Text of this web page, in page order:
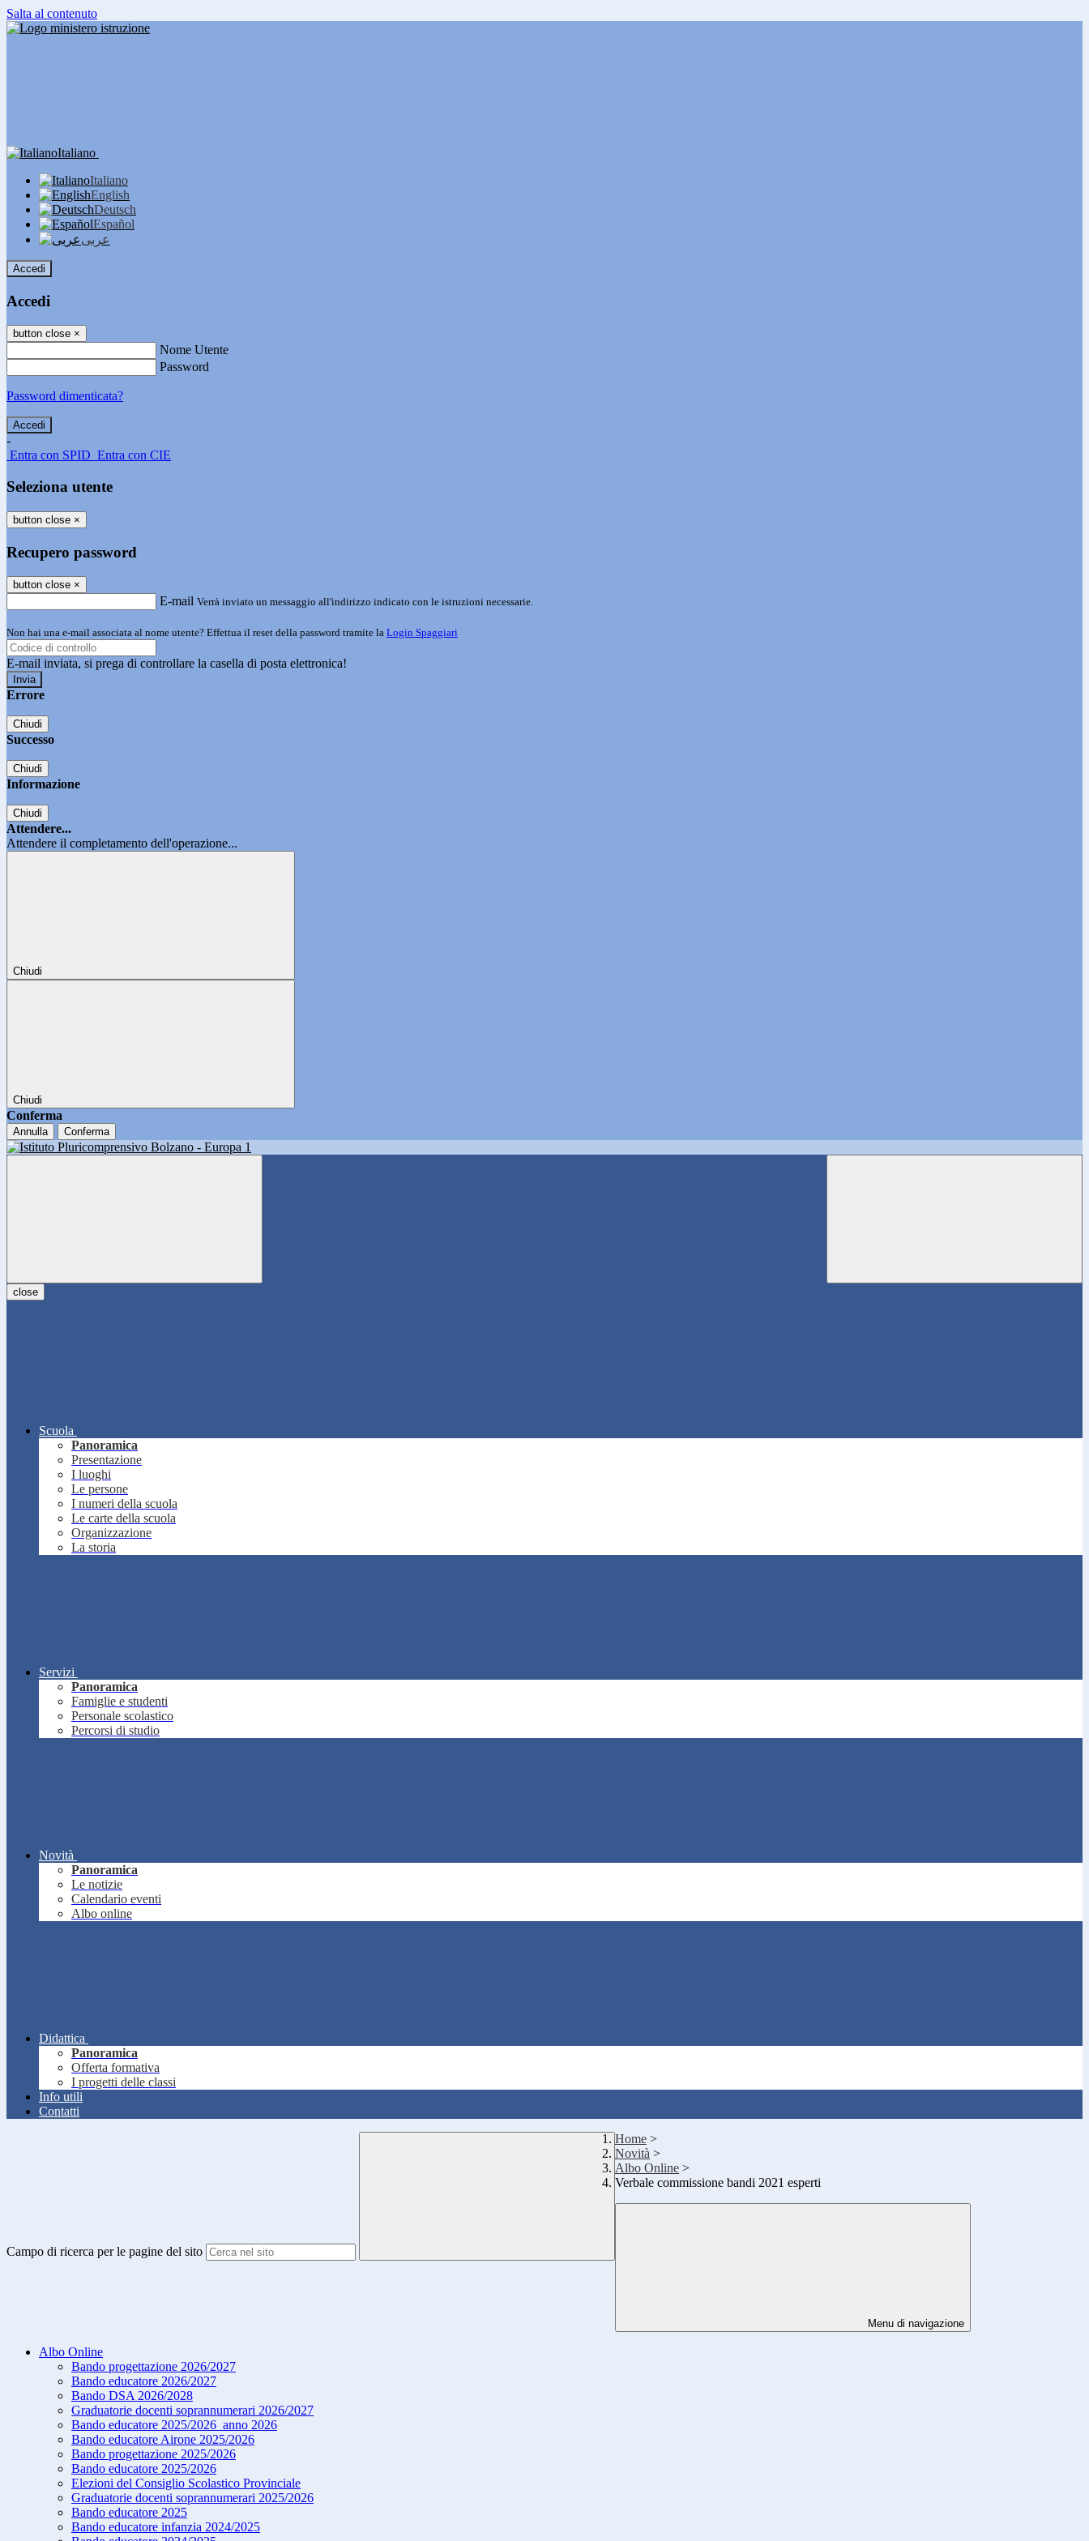
Salta al contenuto
Italiano
Italiano
English
Deutsch
Español
عربى
Accedi
Accedi
button close ×
Nome Utente
Password
Password dimenticata?
-
Entra con SPID Entra con CIE
Seleziona utente
button close ×
Recupero password
button close ×
E-mail Verrà inviato un messaggio all'indirizzo indicato con le istruzioni necessarie.
Non hai una e-mail associata al nome utente? Effettua il reset della password tramite la Login Spaggiari
E-mail inviata, si prega di controllare la casella di posta elettronica!
Errore
Chiudi
Successo
Chiudi
Informazione
Chiudi
Attendere...
Attendere il completamento dell'operazione...
Chiudi
Chiudi
Conferma
Annulla Conferma
close
Scuola
Panoramica
Presentazione
I luoghi
Le persone
I numeri della scuola
Le carte della scuola
Organizzazione
La storia
Servizi
Panoramica
Famiglie e studenti
Personale scolastico
Percorsi di studio
Novità
Panoramica
Le notizie
Calendario eventi
Albo online
Didattica
Panoramica
Offerta formativa
I progetti delle classi
Info utili
Contatti
Campo di ricerca per le pagine del sito
Home >
Novità >
Albo Online >
Verbale commissione bandi 2021 esperti
Menu di navigazione
Albo Online
Bando progettazione 2026/2027
Bando educatore 2026/2027
Bando DSA 2026/2028
Graduatorie docenti soprannumerari 2026/2027
Bando educatore 2025/2026_anno 2026
Bando educatore Airone 2025/2026
Bando progettazione 2025/2026
Bando educatore 2025/2026
Elezioni del Consiglio Scolastico Provinciale
Graduatorie docenti soprannumerari 2025/2026
Bando educatore 2025
Bando educatore infanzia 2024/2025